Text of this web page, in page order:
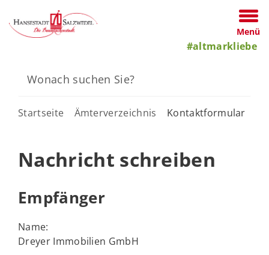
Menü
#altmarkliebe
Startseite Ämterverzeichnis Kontaktformular
Nachricht schreiben
Empfänger
Name:
Dreyer Immobilien GmbH